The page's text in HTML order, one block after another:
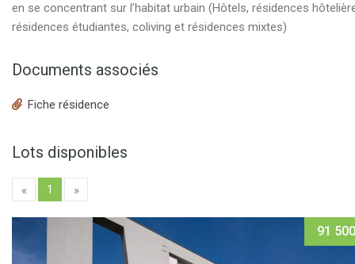
en se concentrant sur l’habitat urbain (Hôtels, résidences
résidences étudiantes, coliving et résidences mixtes)
Documents associés
Fiche résidence
Lots disponibles
« 1 »
91